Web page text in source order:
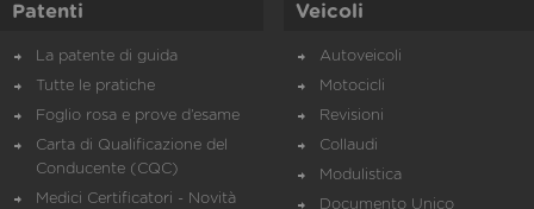
Patenti
La patente di guida
Tutte le pratiche
Foglio rosa e prove d’esame
Carta di Qualificazione del
Conducente (CQC)
Medici Certificatori - Novità
Veicoli
Autoveicoli
Motocicli
Revisioni
Collaudi
Modulistica
Documento Unico